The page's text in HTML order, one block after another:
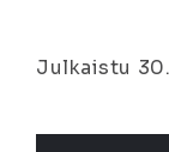
Julkaistu